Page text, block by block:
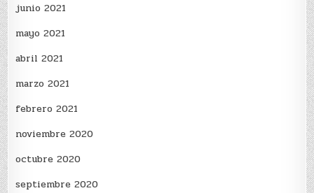
junio 2021
mayo 2021
abril 2021
marzo 2021
febrero 2021
noviembre 2020
octubre 2020
septiembre 2020